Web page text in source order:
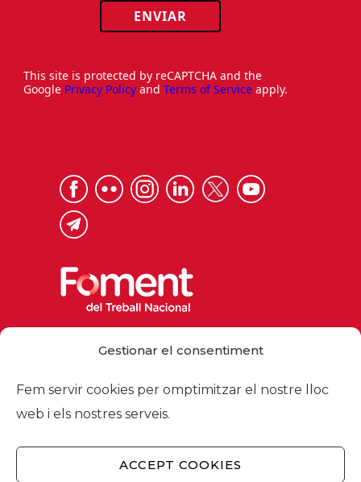
Gestionar el consentiment
Fem servir cookies per omptimitzar el nostre lloc
web i els nostres serveis.
ACCEPT COOKIES
ENVIAR
This site is protected by reCAPTCHA and the
Google Privacy Policy and Terms of Service apply.
foment@foment.com
© 2026 - Foment del Treball Nacional